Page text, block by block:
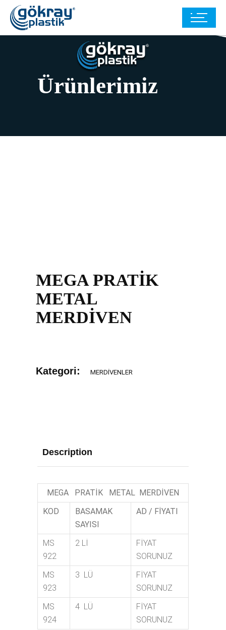
Ürünlerimiz
MEGA PRATİK
METAL
MERDİVEN
Kategori: MERDIVENLER
Description
MEGA PRATİK METAL MERDİVEN
KOD
BASAMAK
SAYISI
AD / FİYATI
MS
922
2 Lİ
FİYAT
SORUNUZ
MS
923
3 LÜ
FİYAT
SORUNUZ
MS
924
4 LÜ
FİYAT
SORUNUZ